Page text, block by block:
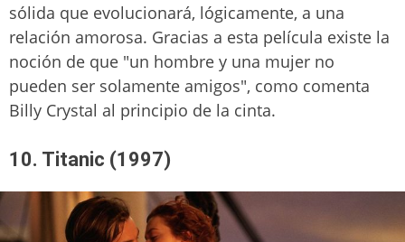
sólida que evolucionará, lógicamente, a una
relación amorosa. Gracias a esta película existe la
noción de que "un hombre y una mujer no
pueden ser solamente amigos", como comenta
Billy Crystal al principio de la cinta.
10. Titanic (1997)